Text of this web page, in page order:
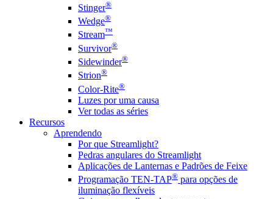
Stinger®
Wedge®
Stream™
Survivor®
Sidewinder®
Strion®
Color-Rite®
Luzes por uma causa
Ver todas as séries
Recursos
Aprendendo
Por que Streamlight?
Pedras angulares do Streamlight
Aplicações de Lanternas e Padrões de Feixe
Programação TEN-TAP® para opções de
iluminação flexíveis